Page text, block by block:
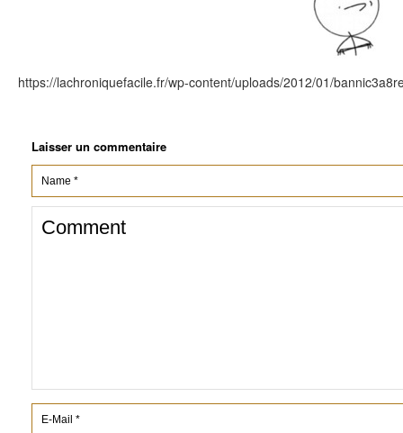
https://lachroniquefacile.fr/wp-content/uploads/2012/01/
Laisser un commentaire